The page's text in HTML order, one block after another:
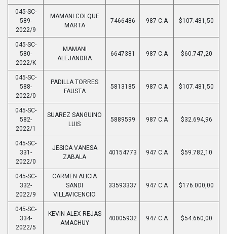
045-SC-
589-
2022/9
MAMANI COLQUE
MARTA
7466486 987 C.A $107.481,50
045-SC-
580-
2022/K
MAMANI
ALEJANDRA
6647381 987 C.A $60.747,20
045-SC-
588-
2022/0
PADILLA TORRES
FAUSTA
5813185 987 C.A $107.481,50
045-SC-
582-
2022/1
SUAREZ SANGUINO
LUIS
5889599 987 C.A $32.694,96
045-SC-
331-
2022/0
JESICA VANESA
ZABALA
40154773 947 C.A $59.782,10
045-SC-
332-
2022/9
CARMEN ALICIA
SANDI
VILLAVICENCIO
33593337 947 C.A $176.000,00
045-SC-
334-
2022/5
KEVIN ALEX REJAS
AMACHUY
40005932 947 C.A $54.660,00